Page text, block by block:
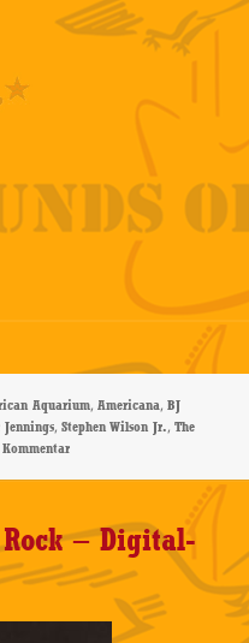
Aquarium,Americana,BJ
Jennings,Stephen Wilson Jr.,The
zu American Aquarium – The
Rock – Digital-